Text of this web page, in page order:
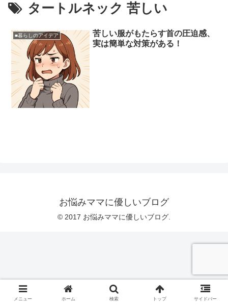
タートルネック 苦しい
■暮らしのアイデア
苦しい服がもたらす首の圧迫感、
実は簡単な対策がある！
お悩みママに優しいブログ
© 2017 お悩みママに優しいブログ.
メニュー ホーム 検索 トップ サイドバー